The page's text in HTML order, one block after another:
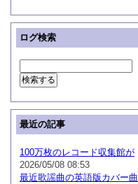
ログ検索
最近の記事
100万枚のレコード収集館が
2026/05/08 08:53
最近歌謡曲の英語版カバー曲